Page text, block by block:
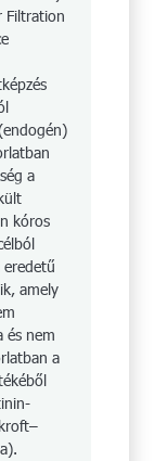
Filtration
a
kóros
amely
és nem
a